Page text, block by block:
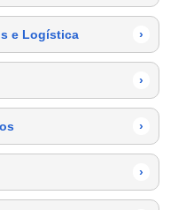
e Logística ›
›
›
›